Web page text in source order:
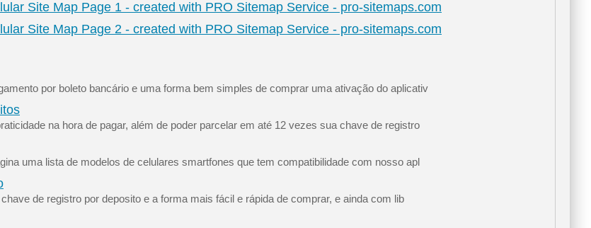
Site Map Page 1 - created with PRO Sitemap Service - pro-sitemaps.com
Site Map Page 2 - created with PRO Sitemap Service - pro-sitemaps.com
por boleto bancário e uma forma bem simples de comprar uma ativação do aplicativ
na hora de pagar, além de poder parcelar em até 12 vezes sua chave de registro
uma lista de modelos de celulares smartfones que tem compatibilidade com nosso apl
de registro por deposito e a forma mais fácil e rápida de comprar, e ainda com lib